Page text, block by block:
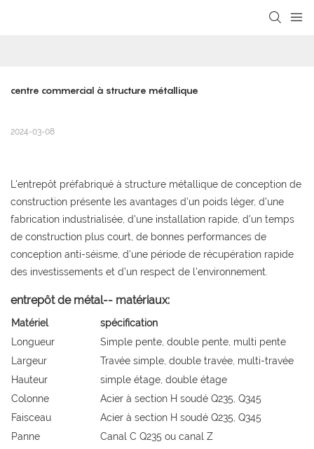
centre commercial à structure métallique
2024-03-08
L'entrepôt préfabriqué à structure métallique de conception de
construction présente les avantages d'un poids léger, d'une
fabrication industrialisée, d'une installation rapide, d'un temps
de construction plus court, de bonnes performances de
conception anti-séisme, d'une période de récupération rapide
des investissements et d'un respect de l'environnement.
entrepôt de métal-- matériaux:
Matériel
spécification
Longueur
Simple pente, double pente, multi pente
Largeur
Travée simple, double travée, multi-travée
Hauteur
simple étage, double étage
Colonne
Acier à section H soudé Q235, Q345
Faisceau
Acier à section H soudé Q235, Q345
Panne
Canal C Q235 ou canal Z